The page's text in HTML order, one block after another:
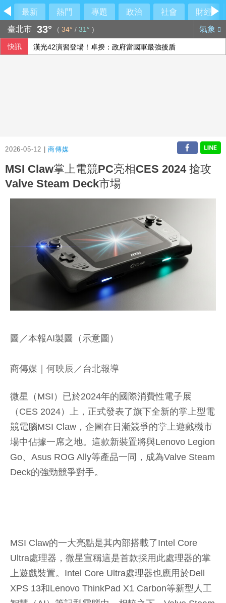
最新 熱門 專題 政治 社會
財經
臺北市 33° ( 34° / 31° ) 氣象
快訊 漢光42演習登場！卓揆：政府當國軍最強後盾
2026-05-12 |商傳媒
MSI Claw掌上電競PC亮相CES 2024 搶攻
Valve Steam Deck市場
圖／本報AI製圖（示意圖）
商傳媒 ｜何映辰／台北報導
微星（MSI）已於2024年的國際消費性電子展
（CES 2024）上，正式發表了旗下全新的掌上型電
競電腦MSI Claw，企圖在日漸競爭的掌上遊戲機市
場中佔據一席之地。這款新裝置將與Lenovo Legion
Go、Asus ROG Ally等產品一同，成為Valve Steam
Deck的強勁競爭對手。
MSI Claw的一大亮點是其內部搭載了Intel Core
Ultra處理器，微星宣稱這是首款採用此處理器的掌
上遊戲裝置。Intel Core Ultra處理器也應用於Dell
XPS 13和Lenovo ThinkPad X1 Carbon等新型人工